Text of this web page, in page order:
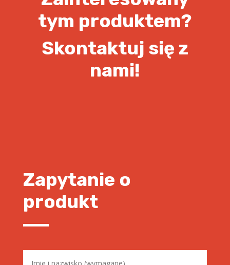
tym produktem?
Skontaktuj się z
nami!
Zapytanie o
produkt